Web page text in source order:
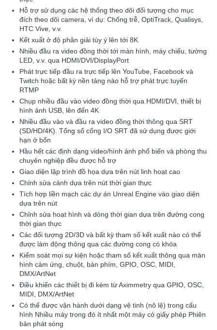
Hỗ trợ sử dụng các hệ thống theo dõi đối tượng cho mục
đích theo dõi camera, ví dụ: Chống trễ, OptiTrack, Qualisys,
HTC Vive, v.v.
Kết xuất ở độ phân giải tùy ý lên tới 8K
Nhiều đầu ra video đồng thời tới màn hình, máy chiếu, tường
LED, v.v. qua HDMI/DVI/DisplayPort
Phát trực tiếp đầu ra trực tiếp lên YouTube, Facebook và
Twitch hoặc bất kỳ nền tảng nào hỗ trợ phát trực tuyến
RTMP
Chụp nhiều đầu vào video đồng thời qua HDMI/DVI, thiết bị
hình ảnh USB, lên đến 4K
Nhiều đầu vào và đầu ra video đồng thời thông qua SRT
(SD/HD/4K). Tổng số cổng I/O SRT đã sử dụng được giới
hạn ở bốn
Hầu hết các định dạng video/hình ảnh phổ biến và phòng thu
chuyên nghiệp đều được hỗ trợ
Giao diện lập trình đồ họa dựa trên nút linh hoạt cao
Chỉnh sửa cảnh dựa trên nút thời gian thực
Tích hợp liền mạch các dự án Unreal Engine vào giao diện
dựa trên nút
Chỉnh sửa hoạt hình và dòng thời gian dựa trên đường cong
thời gian thực
Các đối tượng 2D/3D và bất kỳ tham số kết xuất nào có thể
được làm động thông qua các đường cong có khóa
Kiểm soát mọi sự kiện hoặc tham số kết xuất thông qua màn
hình cảm ứng, chuột, bàn phím, GPIO, OSC, MIDI,
DMX/ArtNet
Điều khiển các thiết bị đi kèm từ Aximmetry qua GPIO, OSC,
MIDI, DMX/ArtNet
Có thể được vận hành dưới dạng vệ tinh (nô lệ) trong cấu
hình Nhiều máy trong đó ít nhất một máy có giấy phép Phiên
bản phát sóng